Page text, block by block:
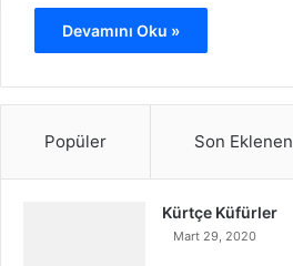
Devamını Oku »
Popüler Son Eklenen
Kürtçe Küfürler
Mart 29, 2020